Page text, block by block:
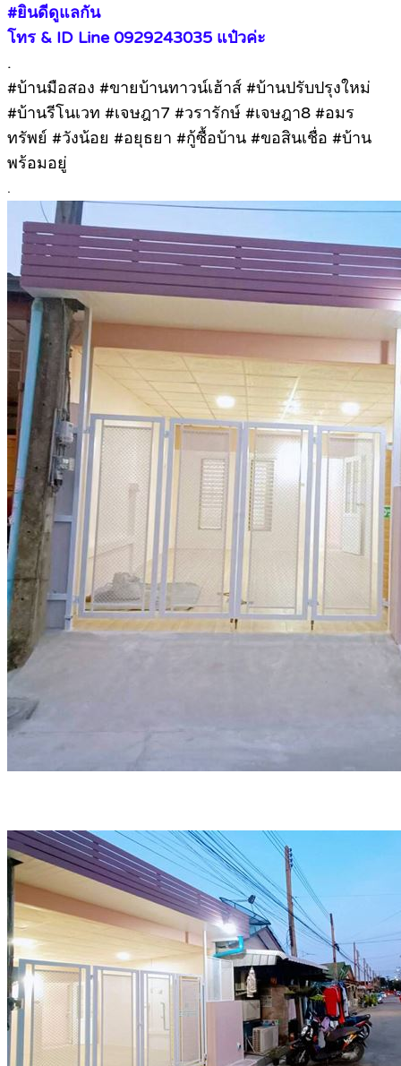
#ยินดีดูแลกัน
โทร & ID Line 0929243035 แป๋วค่ะ
.
#บ้านมือสอง #ขายบ้านทาวน์เฮ้าส์ #บ้านปรับปรุงใหม่
#บ้านรีโนเวท #เจษฎา7 #วรารักษ์ #เจษฎา8 #อมร
ทรัพย์ #วังน้อย #อยุธยา #กู้ซื้อบ้าน #ขอสินเชื่อ #บ้าน
พร้อมอยู่
.